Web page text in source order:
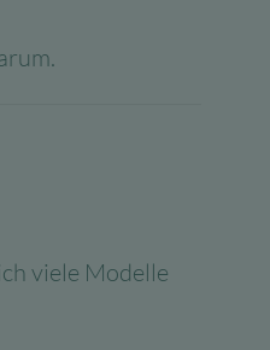
viele Modelle